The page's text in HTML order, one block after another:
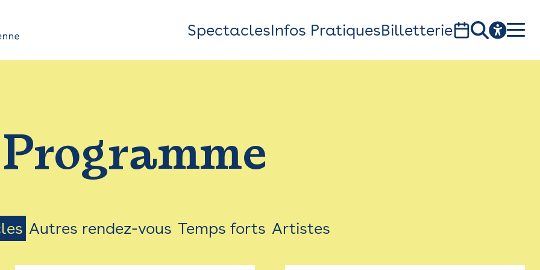
Top
Bar
Menu
SpectaclesInfos PratiquesBilletterie
1, av. du Chateau d'eau - 31300 Toulouse
Programme
Autres rendez-vous Temps forts Artistes